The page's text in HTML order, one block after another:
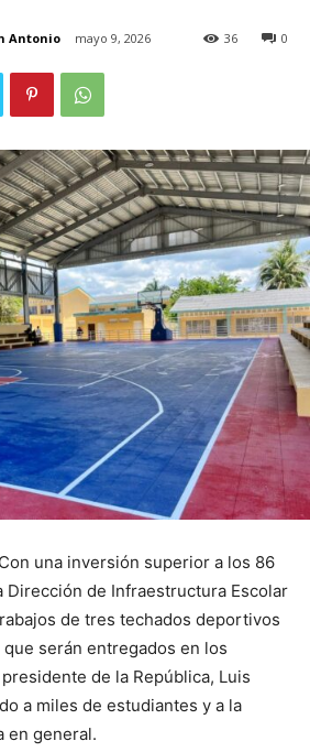
Antonio mayo 9, 2026 0
36
una inversión superior a los 86
Dirección de Infraestructura Escolar
de tres techados deportivos
serán entregados en los
de la República, Luis
a miles de estudiantes y a la
en general.